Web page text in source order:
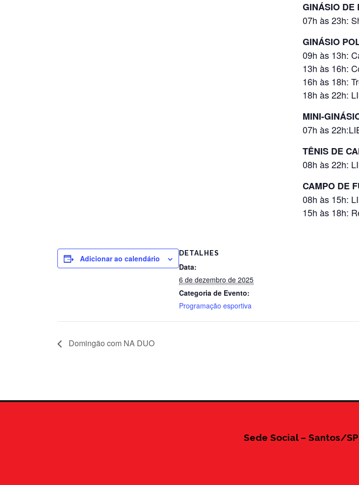
GINÁSIO DE
07h às 23h:
GINÁSIO
09h às 13h:
13h às 16h:
16h às 18h:
18h às 22h:
MINI-
07h às
TÊNIS DE
08h às 22h:
CAMPO DE
08h às 15h:
15h às 18h:
Adicionar ao calendário
DETALHES
Data:
6 de dezembro de 2025
Categoria de Evento:
Programação esportiva
Domingão com NA DUO
Sede Social – Santos/SP